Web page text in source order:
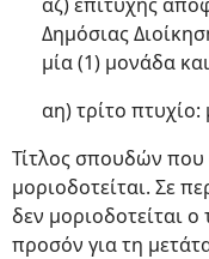
Δημόσιας
μία (1) μονάδα και
αη) τρίτο
Τίτλος σπουδών
μοριοδοτείται. Σε
δεν μοριοδοτείται
προσόν για τη